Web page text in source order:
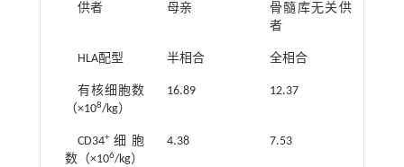
供者 母亲
骨髓库无关供
者
HLA配型 半相合 全相合
有核细胞数
（×108/kg）
16.89 12.37
CD34+细胞
数（×106/kg）
4.38 7.53